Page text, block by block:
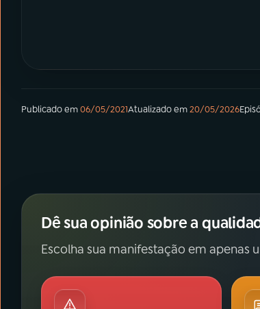
Publicado em06/05/2021Atualizado em20/05/2026
Dê sua opinião sobre a
Escolha sua manifestação em apenas